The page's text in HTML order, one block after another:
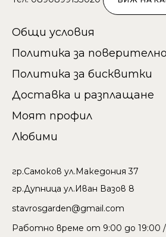
Общи условия
Политика за
Политика за бисквитки
Доставка и разплащане
Моят профил
Любими
гр.Самоков ул.Македония 37
гр.Дупница ул.Иван Вазов 8
stavrosgarden@gmail.com
Работно време от 9:00 до 19:00